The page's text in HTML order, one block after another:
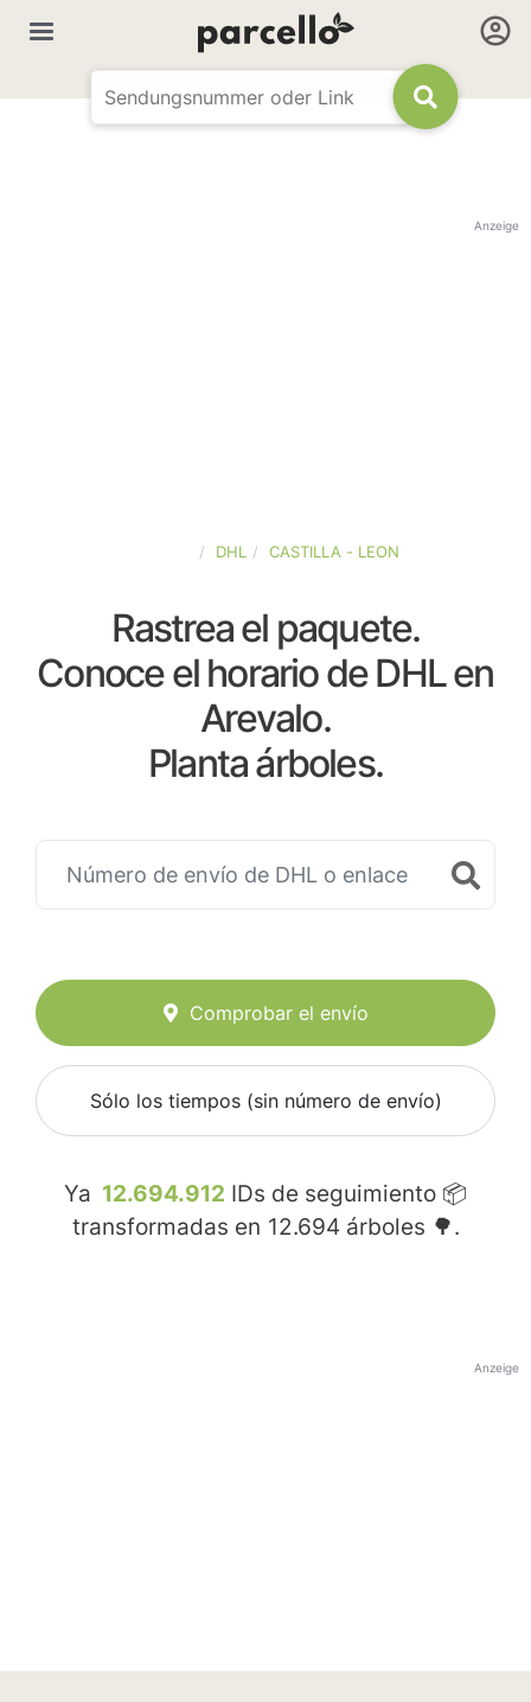
Anzeige
DHL CASTILLA - LEON
Rastrea el paquete.
Conoce el horario de DHL en
Arevalo.
Planta árboles.
Comprobar el envío
Sólo los tiempos (sin número de envío)
Ya 12.694.912 IDs de seguimiento 📦
transformadas en 12.694 árboles 🌳.
Anzeige